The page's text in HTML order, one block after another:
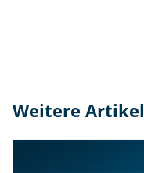
Weitere Artikel